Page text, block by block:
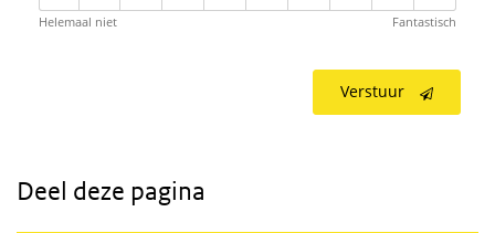
Helemaal niet Fantastisch
Verstuur
Deel deze pagina